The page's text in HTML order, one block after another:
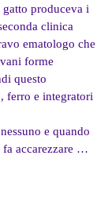
produceva i
clinica
ematologo che
forme
questo
ferro e integratori
e quando
fa accarezzare …